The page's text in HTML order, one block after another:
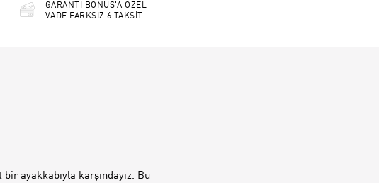
GARANTİ BONUS'A ÖZEL
VADE FARKSIZ 6 TAKSİT
ayakkabıyla karşındayız. Bu